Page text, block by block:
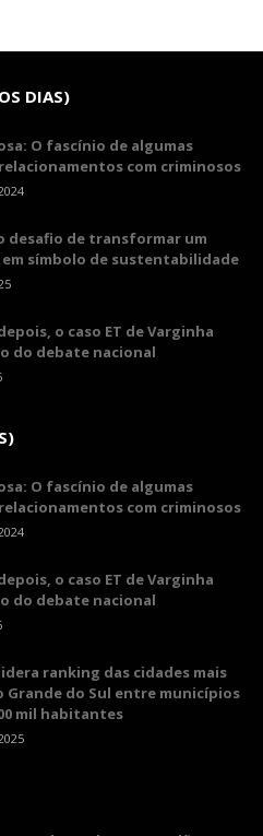
DIAS)
O fascínio de algumas
com criminosos
desafio de transformar um
símbolo de sustentabilidade
o caso ET de Varginha
do debate nacional
O fascínio de algumas
com criminosos
o caso ET de Varginha
do debate nacional
ranking das cidades mais
Grande do Sul entre municípios
mil habitantes